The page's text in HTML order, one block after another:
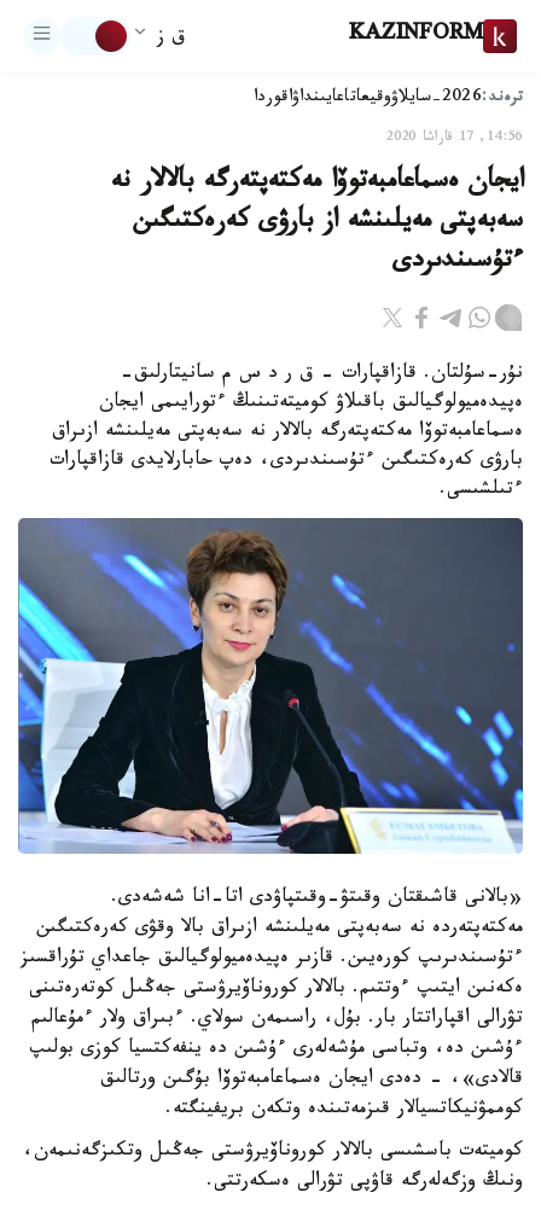
KAZINFORM ق ز
ترەند:2026-سايلاۋ وقيعاتاعايىنداۋاقوردا
14:56, 17 قاراشا 2020
ايجان ەسماعامبەتوۆا مەكتەپتەرگە بالالار نە
سەبەپتى مەيلىنشە از بارۋى كەرەكتىگىن
ءتۇسىندىردى
نۇر-سۇلتان. قازاقپارات – ق ر د س م سانيتارلىق-
ەپيدەميولوگيالىق باقىلاۋ كوميتەتىنىڭ ءتورايىمى ايجان
ەسماعامبەتوۆا مەكتەپتەرگە بالالار نە سەبەپتى مەيلىنشە ازىراق
بارۋى كەرەكتىگىن ءتۇسىندىردى، دەپ حابارلايدى قازاقپارات
ءتىلشىسى.
«بالانى قاشىقتان وقىتۋ-وقىتپاۋدى اتا-انا شەشەدى.
مەكتەپتەردە نە سەبەپتى مەيلىنشە ازىراق بالا وقۋى كەرەكتىگىن
ءتۇسىندىرىپ كورەيىن. قازىر ەپيدەميولوگيالىق جاعداي تۇراقسىز
ەكەنىن ايتىپ ءوتتىم. بالالار كوروناۆيرۋستى جەڭىل كوتەرەتىنى
تۋرالى اقپاراتتار بار. بۇل، راسىمەن سولاي. ءبىراق ولار ءمۇعالىم
ءۇشىن دە، وتباسى مۇشەلەرى ءۇشىن دە ينفەكتسيا كوزى بولىپ
قالادى»، - دەدى ايجان ەسماعامبەتوۆا بۇگىن ورتالىق
كوممۋنيكاتسيالار قىزمەتىندە وتكەن بريفينگتە.
كوميتەت باسشىسى بالالار كوروناۆيرۋستى جەڭىل وتكىزگەنىمەن،
ونىڭ وزگەلەرگە قاۋپى تۋرالى ەسكەرتتى.